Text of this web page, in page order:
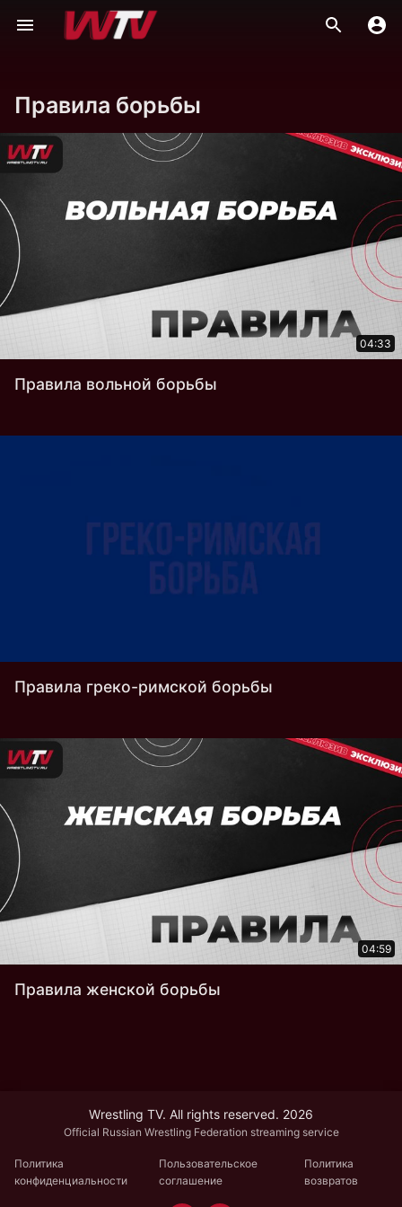
Правила борьбы
04:33
Правила вольной борьбы
Правила греко-римской борьбы
04:59
Правила женской борьбы
Wrestling TV. All rights reserved. 2026
Official Russian Wrestling Federation streaming service
Политика
конфиденциальности
Пользовательское
соглашение
Политика
возвратов